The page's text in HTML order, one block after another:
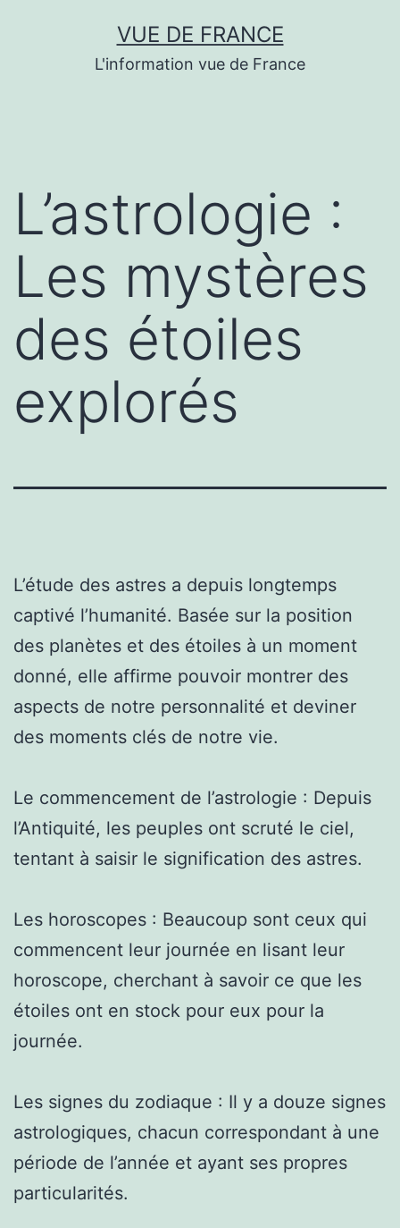
VUE DE FRANCE
L'information vue de France
L’astrologie :
Les mystères
des étoiles
explorés
L’étude des astres a depuis longtemps
captivé l’humanité. Basée sur la position
des planètes et des étoiles à un moment
donné, elle affirme pouvoir montrer des
aspects de notre personnalité et deviner
des moments clés de notre vie.
Le commencement de l’astrologie : Depuis
l’Antiquité, les peuples ont scruté le ciel,
tentant à saisir le signification des astres.
Les horoscopes : Beaucoup sont ceux qui
commencent leur journée en lisant leur
horoscope, cherchant à savoir ce que les
étoiles ont en stock pour eux pour la
journée.
Les signes du zodiaque : Il y a douze signes
astrologiques, chacun correspondant à une
période de l’année et ayant ses propres
particularités.